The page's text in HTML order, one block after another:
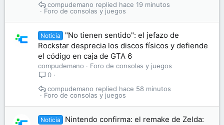
Foro de consolas y juegos
hace 19 minutos
compudemano
Noticia
"No tienen sentido": el jefazo de
Rockstar desprecia los discos físicos y defiende
el código en caja de GTA 6
compudemano
Foro de consolas y juegos
0
Foro de consolas y juegos
hace 58 minutos
compudemano
Noticia
Nintendo confirma: el remake de Zelda: